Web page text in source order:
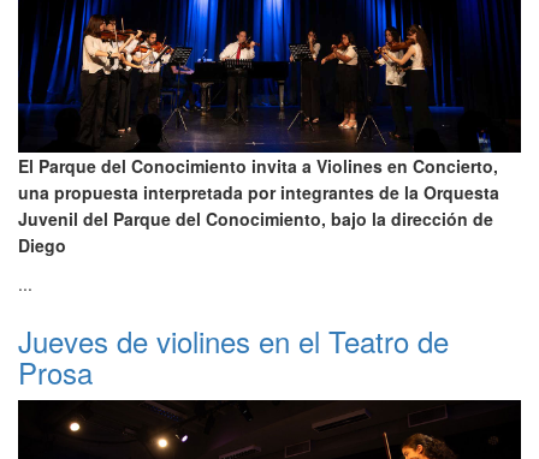
El Parque del Conocimiento invita a Violines en Concierto,
una propuesta interpretada por integrantes de la Orquesta
Juvenil del Parque del Conocimiento, bajo la dirección de
Diego
...
Jueves de violines en el Teatro de
Prosa